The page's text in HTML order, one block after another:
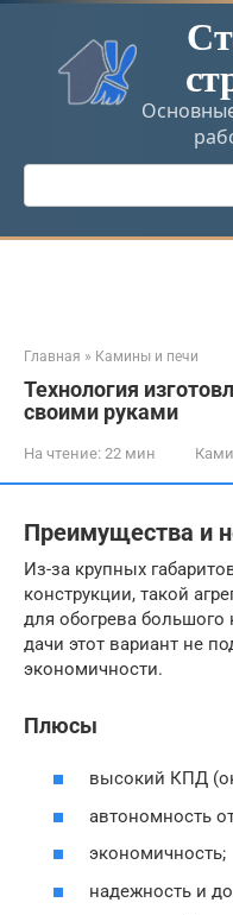
Перейти
контенту
Поиск:
Главная » Камины и печи
Технология
своими руками
На чтение: 22 мин
Преимущества и
Из-за крупных
конструкции, такой
для обогрева
дачи этот вариант не
экономичности.
Плюсы
высокий КПД
автономность
экономичность;
надежность и